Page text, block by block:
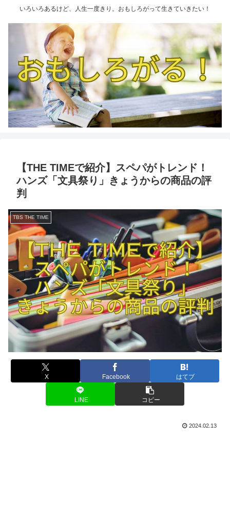
いろいろあるけど、人生一度きり。おもしろがって生きていきたい！
【THE TIMEで紹介】スペパがトレンド！
ハンズ「文具祭り」きょうからの商品の評
判
TBS THE TIME
X Facebook はてブ
LINE コピー
2024.02.13